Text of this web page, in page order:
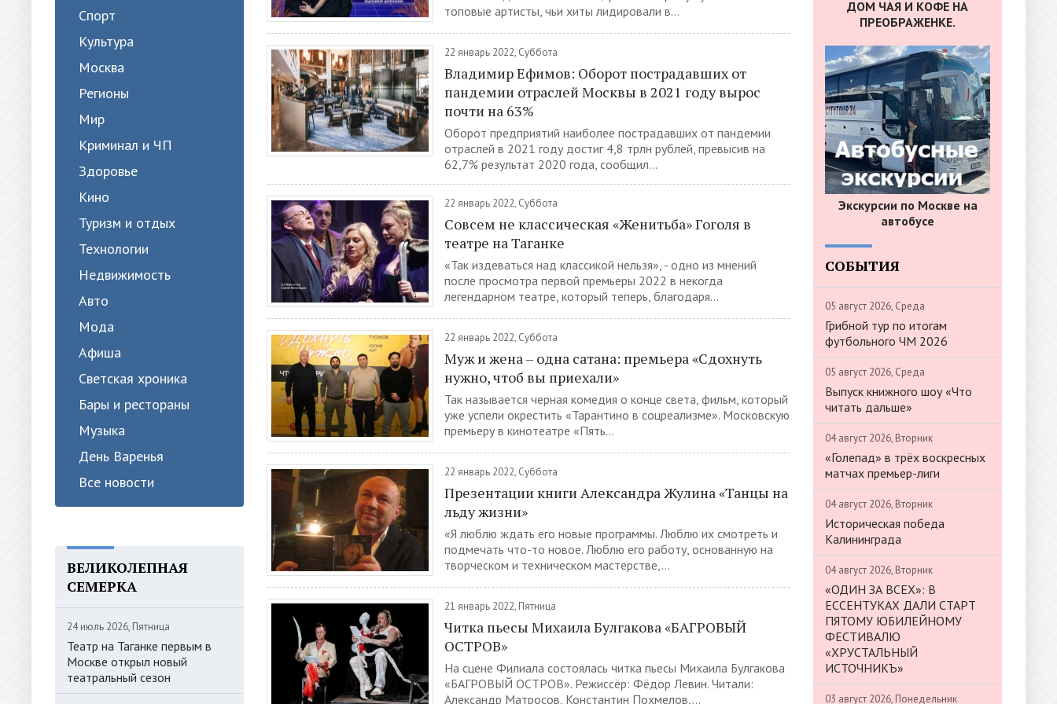
Спорт
Культура
Москва
Регионы
Мир
Криминал и ЧП
Здоровье
Кино
Туризм и отдых
Технологии
Недвижимость
Авто
Мода
Афиша
Светская хроника
Бары и рестораны
Музыка
День Варенья
Все новости
ВЕЛИКОЛЕПНАЯ
СЕМЕРКА
24 июль 2026, Пятница
Театр на Таганке первым в
Москве открыл новый
театральный сезон
топовые артисты, чьи хиты лидировали в...
22 январь 2022, Суббота
Владимир Ефимов: Оборот пострадавших от
пандемии отраслей Москвы в 2021 году вырос
почти на 63%
Оборот предприятий наиболее пострадавших от пандемии
отраслей в 2021 году достиг 4,8 трлн рублей, превысив на
62,7% результат 2020 года, сообщил...
22 январь 2022, Суббота
Совсем не классическая «Женитьба» Гоголя в
театре на Таганке
«Так издеваться над классикой нельзя», - одно из мнений
после просмотра первой премьеры 2022 в некогда
легендарном театре, который теперь, благодаря...
22 январь 2022, Суббота
Муж и жена – одна сатана: премьера «Сдохнуть
нужно, чтоб вы приехали»
Так называется черная комедия о конце света, фильм, который
уже успели окрестить «Тарантино в соцреализме». Московскую
премьеру в кинотеатре «Пять...
22 январь 2022, Суббота
Презентации книги Александра Жулина «Танцы на
льду жизни»
«Я люблю ждать его новые программы. Люблю их смотреть и
подмечать что-то новое. Люблю его работу, основанную на
творческом и техническом мастерстве,...
21 январь 2022, Пятница
Читка пьесы Михаила Булгакова «БАГРОВЫЙ
ОСТРОВ»
На сцене Филиала состоялась читка пьесы Михаила Булгакова
«БАГРОВЫЙ ОСТРОВ». Режиссёр: Фёдор Левин. Читали:
Александр Матросов, Константин Похмелов,...
ДОМ ЧАЯ И КОФЕ НА
ПРЕОБРАЖЕНКЕ.
Экскурсии по Москве на
автобусе
СОБЫТИЯ
05 август 2026, Среда
Грибной тур по итогам
футбольного ЧМ 2026
05 август 2026, Среда
Выпуск книжного шоу «Что
читать дальше»
04 август 2026, Вторник
«Голепад» в трёх воскресных
матчах премьер-лиги
04 август 2026, Вторник
Историческая победа
Калининграда
04 август 2026, Вторник
«ОДИН ЗА ВСЕХ»: В
ЕССЕНТУКАХ ДАЛИ СТАРТ
ПЯТОМУ ЮБИЛЕЙНОМУ
ФЕСТИВАЛЮ
«ХРУСТАЛЬНЫЙ
ИСТОЧНИКЪ»
03 август 2026, Понедельник